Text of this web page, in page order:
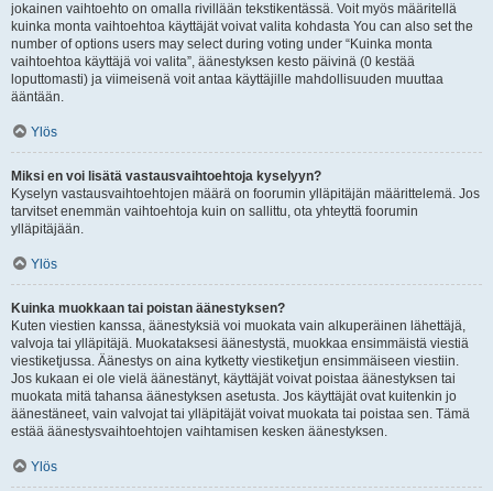
jokainen vaihtoehto on omalla rivillään tekstikentässä. Voit myös määritellä
kuinka monta vaihtoehtoa käyttäjät voivat valita kohdasta You can also set the
number of options users may select during voting under “Kuinka monta
vaihtoehtoa käyttäjä voi valita”, äänestyksen kesto päivinä (0 kestää
loputtomasti) ja viimeisenä voit antaa käyttäjille mahdollisuuden muuttaa
ääntään.
Ylös
Miksi en voi lisätä vastausvaihtoehtoja kyselyyn?
Kyselyn vastausvaihtoehtojen määrä on foorumin ylläpitäjän määrittelemä. Jos
tarvitset enemmän vaihtoehtoja kuin on sallittu, ota yhteyttä foorumin
ylläpitäjään.
Ylös
Kuinka muokkaan tai poistan äänestyksen?
Kuten viestien kanssa, äänestyksiä voi muokata vain alkuperäinen lähettäjä,
valvoja tai ylläpitäjä. Muokataksesi äänestystä, muokkaa ensimmäistä viestiä
viestiketjussa. Äänestys on aina kytketty viestiketjun ensimmäiseen viestiin.
Jos kukaan ei ole vielä äänestänyt, käyttäjät voivat poistaa äänestyksen tai
muokata mitä tahansa äänestyksen asetusta. Jos käyttäjät ovat kuitenkin jo
äänestäneet, vain valvojat tai ylläpitäjät voivat muokata tai poistaa sen. Tämä
estää äänestysvaihtoehtojen vaihtamisen kesken äänestyksen.
Ylös